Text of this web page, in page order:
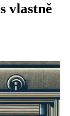
vlastně